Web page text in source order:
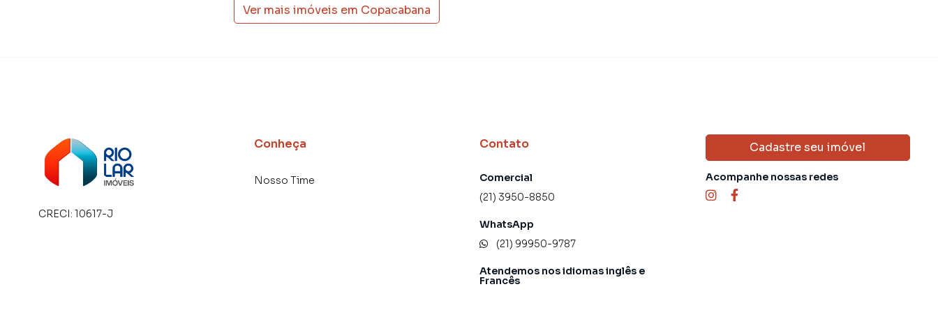
com um time de programadores, corretores treinados e uma central de atendimento preparada para
atender proprietários e inquilinos.
Ver mais imóveis em Copacabana
CRECI: 10617-J
Conheça
Nosso Time
Contato
Comercial
(21) 3950-8850
WhatsApp
(21) 99950-9787
Atendemos nos idiomas inglês e
Francês
Cadastre seu imóvel
Acompanhe nossas redes